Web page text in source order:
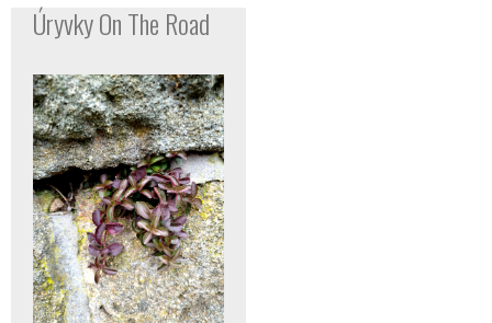
Úryvky On The Road